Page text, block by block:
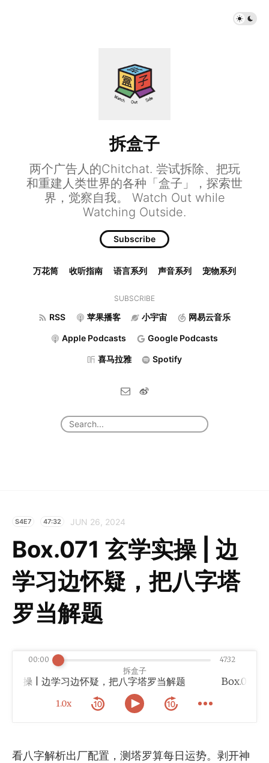
拆盒子
两个广告人的Chitchat. 尝试拆除、把玩
和重建人类世界的各种「盒子」，探索世
界，觉察自我。 Watch Out while
Watching Outside.
Subscribe
万花筒 收听指南 语言系列 声音系列 宠物系列
SUBSCRIBE
RSS 苹果播客 小宇宙 网易云音乐
Apple Podcasts Google Podcasts
喜马拉雅 Spotify
S4E7 47:32 JUN 26, 2024
Box.071 玄学实操 | 边
学习边怀疑，把八字塔
罗当解题
拆盒子
操 | 边学习边怀疑，把八字塔罗当解题
1.0x
00:00 47:32
看八字解析出厂配置，测塔罗算每日运势。剥开神